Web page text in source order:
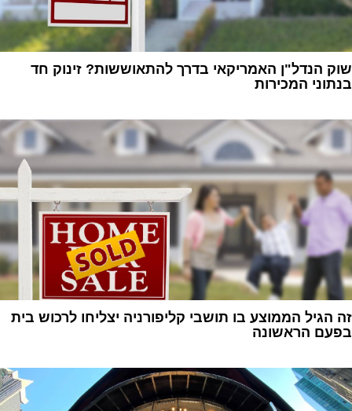
שוק הנדל"ן האמריקאי בדרך להתאוששות? זינוק חד
בנתוני המכירות
זה הגיל הממוצע בו תושבי קליפורניה יצליחו לרכוש בית
בפעם הראשונה